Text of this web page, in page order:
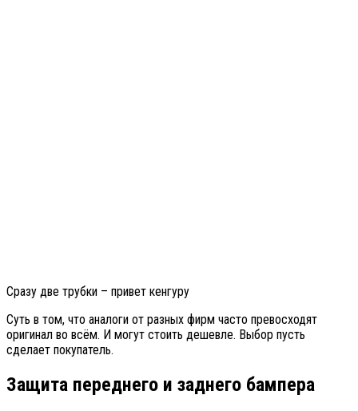
Сразу две трубки – привет кенгуру
Суть в том, что аналоги от разных фирм часто превосходят
оригинал во всём. И могут стоить дешевле. Выбор пусть
сделает покупатель.
Защита переднего и заднего бампера